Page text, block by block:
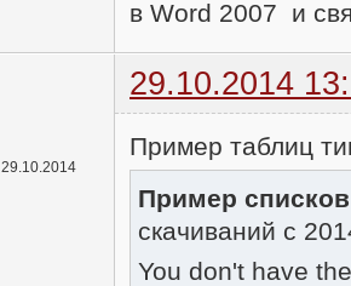
29.10.2014
29.10.2014
Пример таблиц
Пример
скачиваний с
You don't have